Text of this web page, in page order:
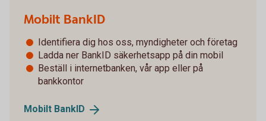
Mobilt BankID
Identifiera dig hos oss, myndigheter och företag
Ladda ner BankID säkerhetsapp på din mobil
Beställ i internetbanken, vår app eller på
bankkontor
Mobilt BankID